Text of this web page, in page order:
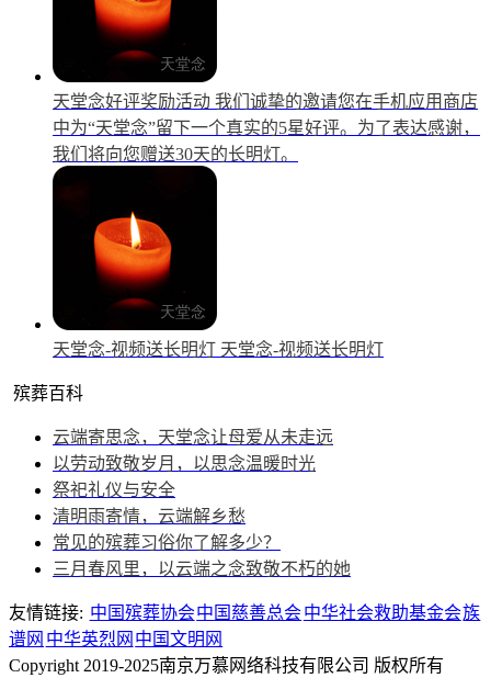
天堂念好评奖励活动 我们诚挚的邀请您在手机应用商店
中为“天堂念”留下一个真实的5星好评。为了表达感谢，
我们将向您赠送30天的长明灯。
天堂念-视频送长明灯 天堂念-视频送长明灯
殡葬百科
云端寄思念，天堂念让母爱从未走远
以劳动致敬岁月，以思念温暖时光
祭祀礼仪与安全
清明雨寄情，云端解乡愁
常见的殡葬习俗你了解多少？
三月春风里，以云端之念致敬不朽的她
友情链接: 中国殡葬协会中国慈善总会中华社会救助基金会族
谱网 中华英烈网 中国文明网
Copyright 2019-2025南京万慕网络科技有限公司 版权所有